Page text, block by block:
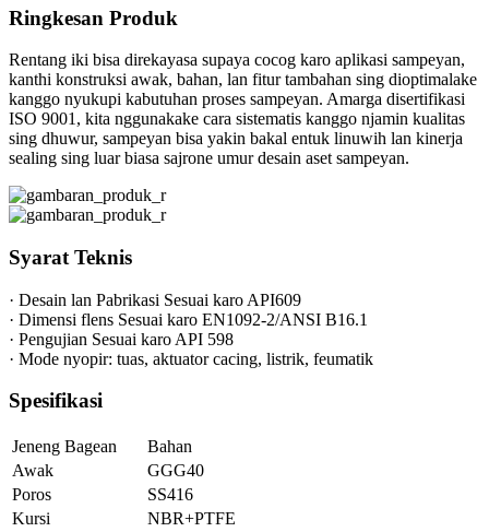
Ringkesan Produk
Rentang iki bisa direkayasa supaya cocog karo aplikasi sampeyan,
kanthi konstruksi awak, bahan, lan fitur tambahan sing dioptimalake
kanggo nyukupi kabutuhan proses sampeyan. Amarga disertifikasi
ISO 9001, kita nggunakake cara sistematis kanggo njamin kualitas
sing dhuwur, sampeyan bisa yakin bakal entuk linuwih lan kinerja
sealing sing luar biasa sajrone umur desain aset sampeyan.
Syarat Teknis
· Desain lan Pabrikasi Sesuai karo API609
· Dimensi flens Sesuai karo EN1092-2/ANSI B16.1
· Pengujian Sesuai karo API 598
· Mode nyopir: tuas, aktuator cacing, listrik, feumatik
Spesifikasi
Jeneng Bagean
Bahan
Awak
GGG40
Poros
SS416
Kursi
NBR+PTFE